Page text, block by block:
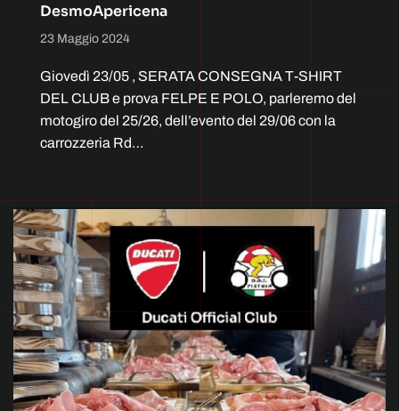
DesmoApericena
23 Maggio 2024
Giovedì 23/05 , SERATA CONSEGNA T-SHIRT
DEL CLUB e prova FELPE E POLO, parleremo del
motogiro del 25/26, dell’evento del 29/06 con la
carrozzeria Rd…